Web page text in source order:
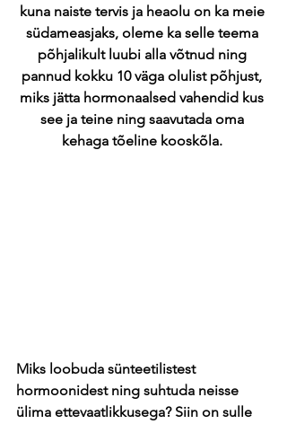
kuna naiste tervis ja heaolu on ka meie
südameasjaks, oleme ka selle teema
põhjalikult luubi alla võtnud ning
pannud kokku 10 väga olulist põhjust,
miks jätta hormonaalsed vahendid kus
see ja teine ning saavutada oma
kehaga tõeline kooskõla.
Miks loobuda sünteetilistest
hormoonidest ning suhtuda neisse
ülima ettevaatlikkusega? Siin on sulle